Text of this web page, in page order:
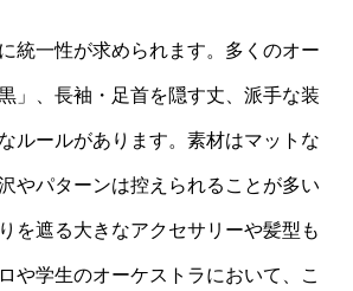
統一性が求められます。多くのオー
」、長袖・足首を隠す丈、派手な装
ルールがあります。素材はマットな
やパターンは控えられることが多い
を遮る大きなアクセサリーや髪型も
や学生のオーケストラにおいて、こ